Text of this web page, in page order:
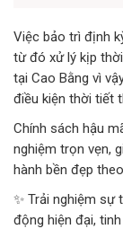
Việc bảo trì định
từ đó xử lý kịp
tại Cao Bằng vì
điều kiện thời tiết
Chính sách hậu
nghiệm trọn vẹn,
hành bền đẹp
✨ Trải nghiệm sự
động hiện đại,